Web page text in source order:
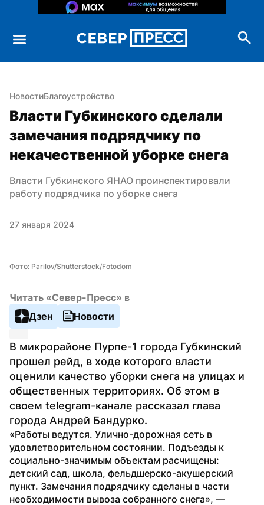
НовостиБлагоустройство
Власти Губкинского сделали
замечания подрядчику по
некачественной уборке снега
Власти Губкинского ЯНАО проинспектировали
работу подрядчика по уборке снега
27 января 2024
Фото: Parilov/Shutterstock/Fotodom
Читать «Север-Пресс» в
Дзен
Новости
В микрорайоне Пурпе-1 города Губкинский
прошел рейд, в ходе которого власти
оценили качество уборки снега на улицах и
общественных территориях. Об этом в
своем telegram-канале рассказал глава
города Андрей Бандурко.
«Работы ведутся. Улично-дорожная сеть в
удовлетворительном состоянии. Подъезды к
социально-значимым объектам расчищены:
детский сад, школа, фельдшерско-акушерский
пункт. Замечания подрядчику сделаны в части